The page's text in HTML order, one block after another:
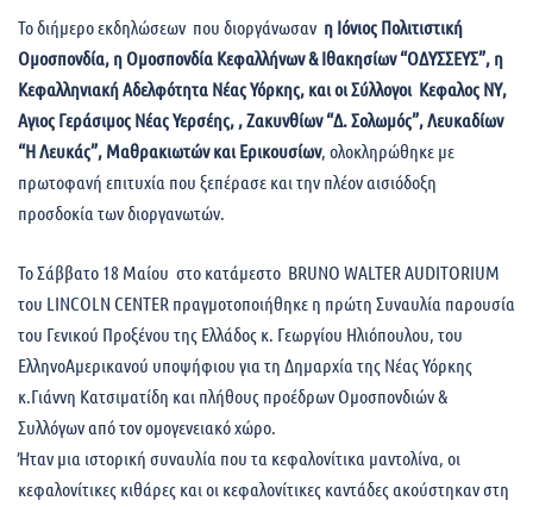
Το διήμερο εκδηλώσεων που διοργάνωσαν η Ιόνιος Πολιτιστική
Ομοσπονδία, η Ομοσπονδία Κεφαλλήνων & Ιθακησίων “ΟΔΥΣΣΕΥΣ”, η
Κεφαλληνιακή Αδελφότητα Νέας Υόρκης, και οι Σύλλογοι Κεφαλος ΝΥ,
Αγιος Γεράσιμος Νέας Υερσέης, , Ζακυνθίων “Δ. Σολωμός”, Λευκαδίων
“Η Λευκάς”, Μαθρακιωτών και Ερικουσίων, ολοκληρώθηκε με
πρωτοφανή επιτυχία που ξεπέρασε και την πλέον αισιόδοξη
προσδοκία των διοργανωτών.
Το Σάββατο 18 Μαίου στο κατάμεστο BRUNO WALTER AUDITORIUM
του LINCOLN CENTER πραγμοτοποιήθηκε η πρώτη Συναυλία παρουσία
του Γενικού Προξένου της Ελλάδος κ. Γεωργίου Ηλιόπουλου, του
ΕλληνοΑμερικανού υποψήφιου για τη Δημαρχία της Νέας Υόρκης
κ.Γιάννη Κατσιματίδη και πλήθους προέδρων Ομοσπονδιών &
Συλλόγων από τον ομογενειακό χώρο.
Ήταν μια ιστορική συναυλία που τα κεφαλονίτικα μαντολίνα, οι
κεφαλονίτικες κιθάρες και οι κεφαλονίτικες καντάδες ακούστηκαν στη